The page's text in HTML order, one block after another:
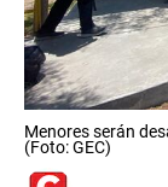
Menores serán
(Foto: GEC)